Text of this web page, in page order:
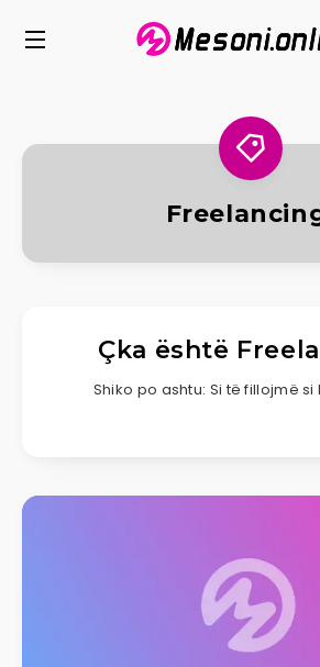
Çka është
Shiko po ashtu: Si të fillojmë